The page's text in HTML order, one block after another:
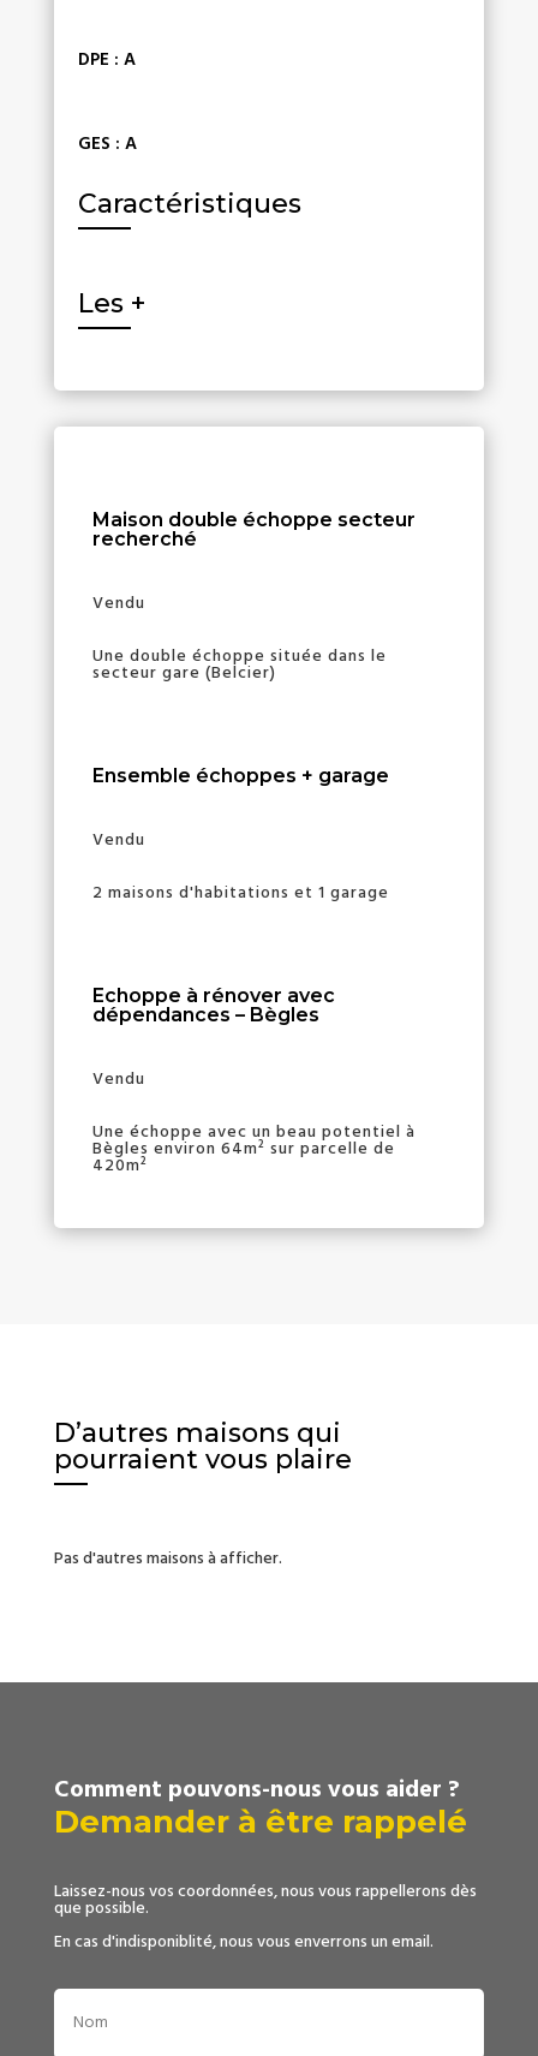
DPE :A
GES :A
Caractéristiques
Les +
Maison double échoppe secteur
recherché
Vendu
Une double échoppe située dans le
secteur gare (Belcier)
Ensemble échoppes + garage
Vendu
2 maisons d'habitations et 1 garage
Echoppe à rénover avec
dépendances – Bègles
Vendu
Une échoppe avec un beau potentiel à
Bègles environ 64m² sur parcelle de
420m²
D’autres maisons qui
pourraient vous plaire
Pas d'autres maisons à afficher.
Comment pouvons-nous vous aider ?
Demander à être rappelé
Laissez-nous vos coordonnées, nous vous rappellerons dès
que possible.
En cas d'indisponiblité, nous vous enverrons un email.